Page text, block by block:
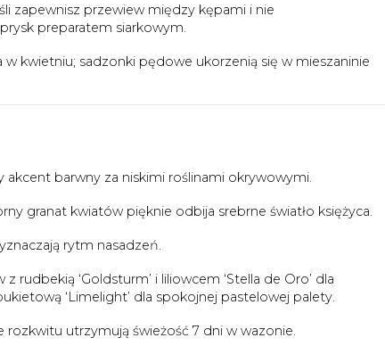
zapewnisz przewiew między kępami i nie
preparatem siarkowym.
w kwietniu; sadzonki pędowe ukorzenią się w mieszaninie
akcent barwny za niskimi roślinami okrywowymi.
granat kwiatów pięknie odbija srebrne światło księżyca.
rytm nasadzeń.
z rudbekią ‘Goldsturm’ i liliowcem ‘Stella de Oro’ dla
‘Limelight’ dla spokojnej pastelowej palety.
rozkwitu utrzymują świeżość 7 dni w wazonie.